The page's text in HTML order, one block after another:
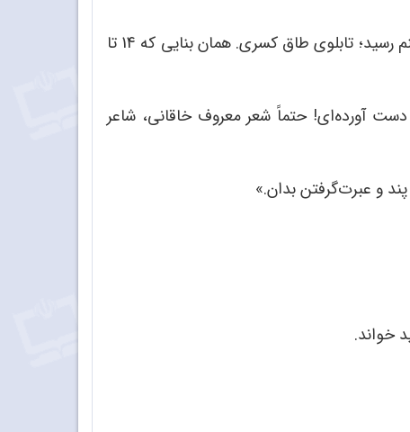
نزدیک بود همه‌چیز را لو بدهم که حرف را عوض کردم و گفتم: «این پیشنهاد با دیدن یک تابلو در خانه‌مان به ذهنم رسید؛ تابلوی طاق کسری. همان بنایی که 14 تا
آورده‌ای! حتماً شعر معروف خاقانی، شاعر
و عبرت‌گرفتن بدان.»
خواند.